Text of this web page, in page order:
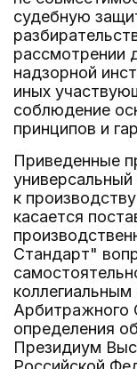
судебную
рассмотрении
надзорной
иных
соблюдение
принципов и
Приведенные
к
касается
Стандарт"
Арбитражного
определения
Президиум